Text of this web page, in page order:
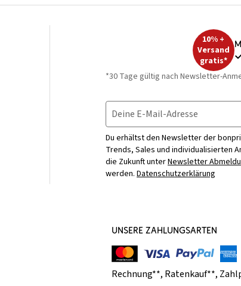
10% +
Versand
gratis*
*30 Tage gültig nach Newsletter-
Deine E-Mail-Adresse
Du erhältst den Newsletter der
Trends, Sales und individualisierten
die Zukunft unterNewsletter
werden. Datenschutzerklärung
UNSERE ZAHLUNGSARTEN
Rechnung**, Ratenkauf**,